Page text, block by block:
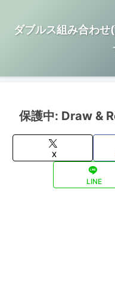
ダブルス組み合わ
保護中: Draw &
X
LINE